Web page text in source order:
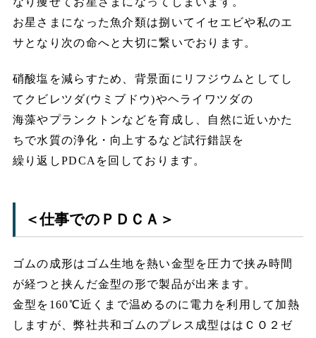
お星さまになった魚介類は捌いてイセエビや私のエ
サとなり次の命へと大切に繋いでおります。
硝酸塩を減らすため、背景面にリフジウムとしてし
てクビレツダ(ウミブドウ)やヘライワツダの
海藻やプランクトンなどを育成し、自然に近いかた
ちで水質の浄化・向上するなど試行錯誤を
繰り返しPDCAを回しております。
＜仕事でのＰＤＣＡ＞
ゴムの成形はゴム生地を熱い金型を圧力で挟み時間
が経つと挟んだ金型の形で製品が出来ます。
金型を160℃近くまで温めるのに電力を利用して加熱
しますが、弊社共和ゴムのプレス成型ははＣＯ２ゼ